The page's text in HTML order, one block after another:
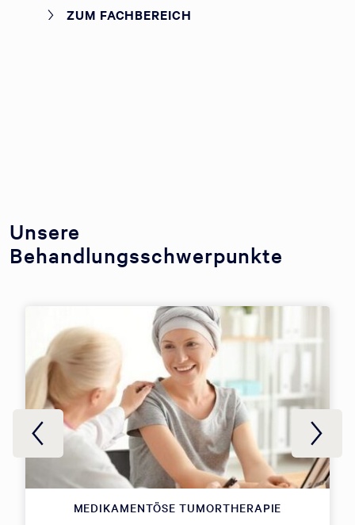
ZUM FACHBEREICH
Unsere
Behandlungsschwerpunkte
MEDIKAMENTÖSE TUMORTHERAPIE